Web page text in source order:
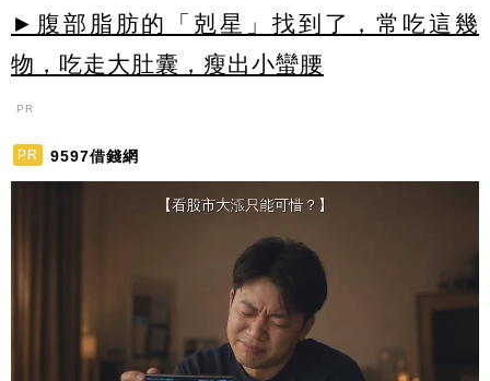
►腹部脂肪的「剋星」找到了，常吃這幾
物，吃走大肚囊，瘦出小蠻腰
PR
PR 9597借錢網